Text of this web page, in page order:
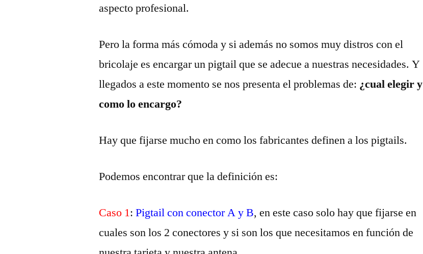
aspecto profesional.
Pero la forma más cómoda y si además no somos muy distros con el
bricolaje es encargar un pigtail que se adecue a nuestras necesidades. Y
llegados a este momento se nos presenta el problemas de: ¿cual elegir y
como lo encargo?
Hay que fijarse mucho en como los fabricantes definen a los pigtails.
Podemos encontrar que la definición es:
Caso 1:Pigtail con conector A y B, en este caso solo hay que fijarse en
cuales son los 2 conectores y si son los que necesitamos en función de